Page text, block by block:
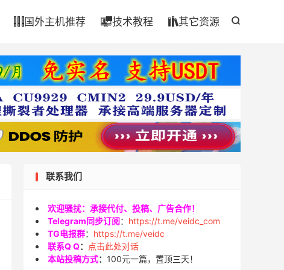

 国外主机推荐 技术教程 其它资源
联系我们
欢迎骚扰：承接代付、投稿、广告合作！
Telegram同步订阅： https://t.me/veidc_com
TG电报群： https://t.me/veidc
联系Q Q：
点击此处对话
本站投稿方式： 100元一篇，置顶三天！